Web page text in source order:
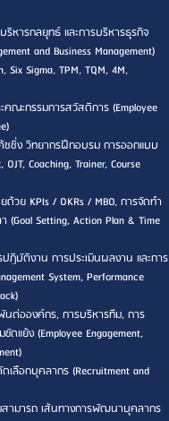
หารกลยุทธ์ และการบริหารธุรกิจ
and Business Management)
Sigma, TPM, TQM, 4M,
ณะกรรมการสวัสดิการ (Employee
ชิ่ง วิทยากรฝึกอบรม การออกแบบ
Coaching, Trainer, Course
วย KPIs / OKRs / MBO, การจัดทำ
(Goal Setting, Action Plan & Time
บัติงาน การประเมินผลงาน และการ
System, Performance
ต่อองค์กร, การบริหารทีม, การ
ดแย้ง (Employee Engagement,
ลือกบุคลากร (Recruitment and
ามารถ เส้นทางการพัฒนาบุคลากร